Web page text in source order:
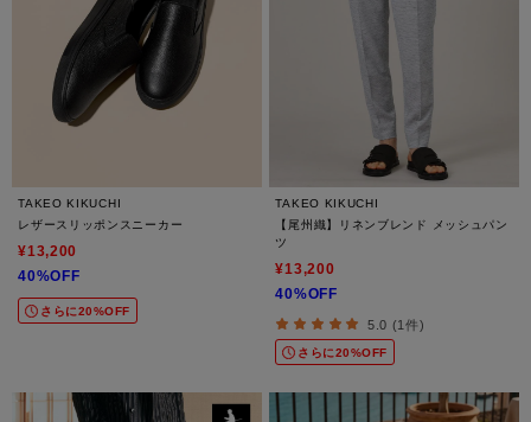
TAKEO KIKUCHI
レザースリッポンスニーカー
¥13,200
40%OFF
さらに20%OFF
TAKEO KIKUCHI
【尾州織】リネンブレンド メッシュパン
ツ
¥13,200
40%OFF
5.0 (1件)
さらに20%OFF